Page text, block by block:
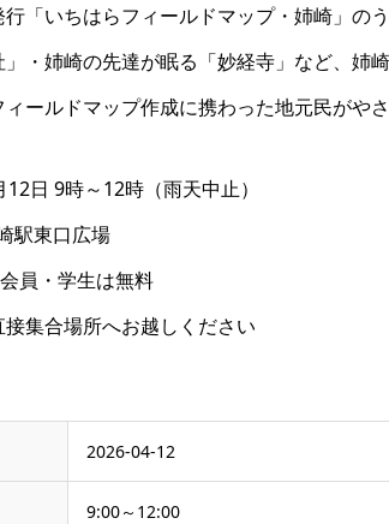
「いちはらフィールドマップ・姉崎」の
・姉崎の先達が眠る「妙経寺」など、姉
ールドマップ作成に携わった地元民がや
日 9時～12時（雨天中止）
駅東口広場
・学生は無料
集合場所へお越しください
2026-04-12
9:00～12:00